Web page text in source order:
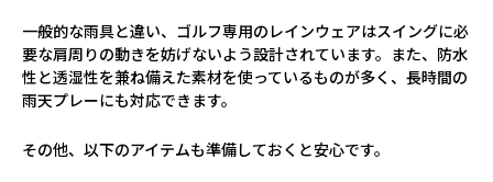
一般的な雨具と違い、ゴルフ専用のレインウェアはスイングに必
要な肩周りの動きを妨げないよう設計されています。また、防水
性と透湿性を兼ね備えた素材を使っているものが多く、長時間の
雨天プレーにも対応できます。
その他、以下のアイテムも準備しておくと安心です。